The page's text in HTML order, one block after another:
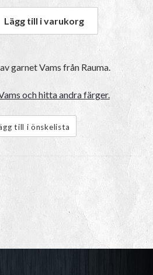
37 Blå mängd
Lägg till i varukorg
garnetVams från Rauma.
och hitta andra färger.
till i önskelista